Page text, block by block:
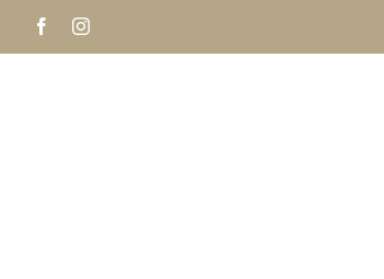
contenu
FacebookInstagram